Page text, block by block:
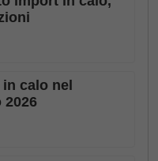
calo nel
2026